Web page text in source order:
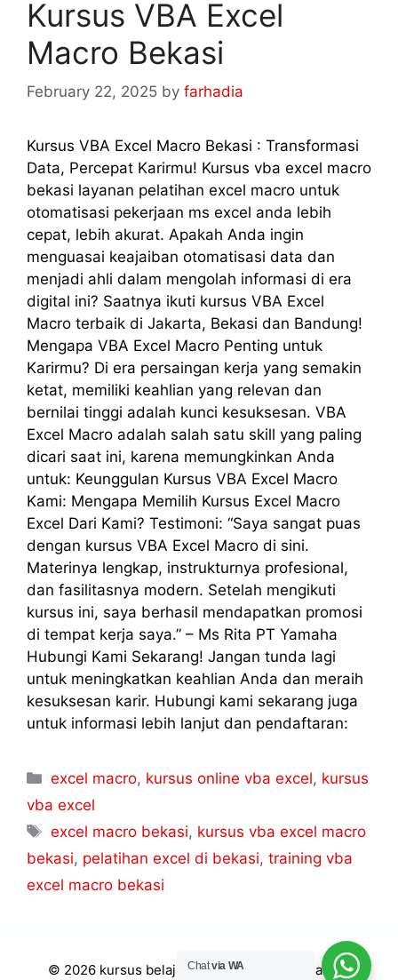
Kursus VBA Excel
Macro Bekasi
February 22, 2025 by farhadia
Kursus VBA Excel Macro Bekasi : Transformasi
Data, Percepat Karirmu! Kursus vba excel macro
bekasi layanan pelatihan excel macro untuk
otomatisasi pekerjaan ms excel anda lebih
cepat, lebih akurat. Apakah Anda ingin
menguasai keajaiban otomatisasi data dan
menjadi ahli dalam mengolah informasi di era
digital ini? Saatnya ikuti kursus VBA Excel
Macro terbaik di Jakarta, Bekasi dan Bandung!
Mengapa VBA Excel Macro Penting untuk
Karirmu? Di era persaingan kerja yang semakin
ketat, memiliki keahlian yang relevan dan
bernilai tinggi adalah kunci kesuksesan. VBA
Excel Macro adalah salah satu skill yang paling
dicari saat ini, karena memungkinkan Anda
untuk: Keunggulan Kursus VBA Excel Macro
Kami: Mengapa Memilih Kursus Excel Macro
Excel Dari Kami? Testimoni: “Saya sangat puas
dengan kursus VBA Excel Macro di sini.
Materinya lengkap, instrukturnya profesional,
dan fasilitasnya modern. Setelah mengikuti
kursus ini, saya berhasil mendapatkan promosi
di tempat kerja saya.” – Ms Rita PT Yamaha
Hubungi Kami Sekarang! Jangan tunda lagi
untuk meningkatkan keahlian Anda dan meraih
kesuksesan karir. Hubungi kami sekarang juga
untuk informasi lebih lanjut dan pendaftaran:
excel macro, kursus online vba excel, kursus
vba excel
excel macro bekasi, kursus vba excel macro
bekasi, pelatihan excel di bekasi, training vba
excel macro bekasi
© 2026 kursus belajar vba excel macro jakarta -
Chatvia WA